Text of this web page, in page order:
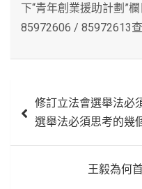
下“青年創業援助計劃”
85972606 / 85972613查
章 修訂立法會選舉法必
選舉法必須思考的幾
王毅為何